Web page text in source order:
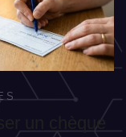
un chèque